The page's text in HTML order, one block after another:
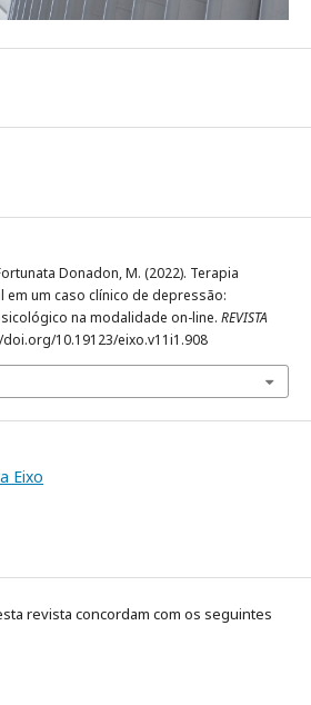
Donadon, M. (2022). Terapia
um caso clínico de depressão:
na modalidade on-line. REVISTA
10.19123/eixo.v11i1.908
Eixo
revista concordam com os seguintes